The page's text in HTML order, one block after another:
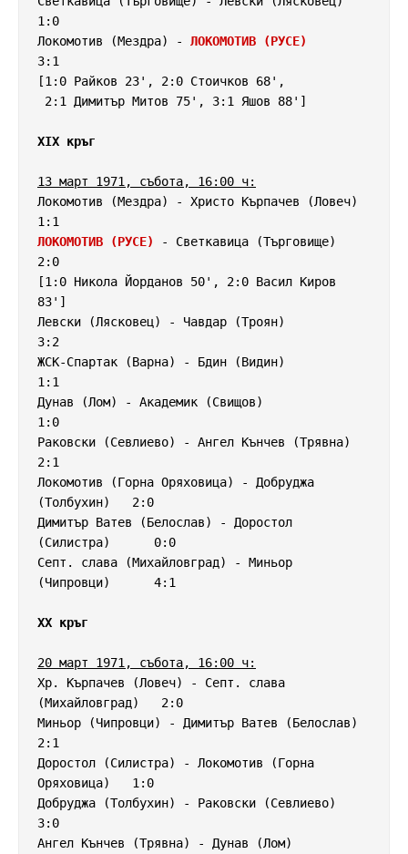
1:0
Локомотив (Мездра) - ЛОКОМОТИВ (РУСЕ)
3:1
[1:0 Райков 23', 2:0 Стоичков 68',
XIX кръг
13 март 1971, събота, 16:00 ч:
Локомотив (Мездра) - Христо Кърпачев (Ловеч)
ЛОКОМОТИВ (РУСЕ)
- Светкавица (Търговище)
2:0
[1:0 Никола Йорданов 50', 2:0 Васил Киров
83']
Левски (Лясковец) - Чавдар (Троян)
3:2
ЖСК-Спартак (Варна) - Бдин (Видин)
1:1
Дунав (Лом) - Академик (Свищов)
1:0
Раковски (Севлиево) - Ангел Кънчев (Трявна)
2:1
Локомотив (Горна Оряховица) - Добруджа
(Толбухин)   2:0
Димитър Ватев (Белослав) - Доростол
(Силистра)      0:0
Септ. слава (Михайловград) - Миньор
(Чипровци)      4:1
XX кръг
20 март 1971, събота, 16:00 ч:
Хр. Кърпачев (Ловеч) - Септ. слава
(Михайловград)   2:0
Миньор (Чипровци) - Димитър Ватев (Белослав)
2:1
Доростол (Силистра) - Локомотив (Горна
Оряховица)   1:0
Добруджа (Толбухин) - Раковски (Севлиево)
3:0
Ангел Кънчев (Трявна) - Дунав (Лом)